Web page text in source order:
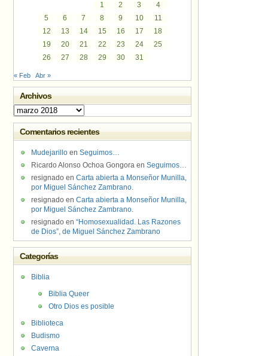
1
2 3
4
5
6 7 8 9 10
11
12
13 14 15 16 17
18
19
20 21 22 23 24
25
26
27 28 29 30 31
« Feb Abr »
Archivos
Archivos
Comentarios recientes
Mudejarillo en Seguimos…
Ricardo Alonso Ochoa Gongora en Seguimos…
resignado en Carta abierta a Monseñor Munilla,
por Miguel Sánchez Zambrano.
resignado en Carta abierta a Monseñor Munilla,
por Miguel Sánchez Zambrano.
resignado en “Homosexualidad. Las Razones
de Dios”, de Miguel Sánchez Zambrano
Categorías
Biblia
Biblia Queer
Otro Dios es posible
Biblioteca
Budismo
Caverna